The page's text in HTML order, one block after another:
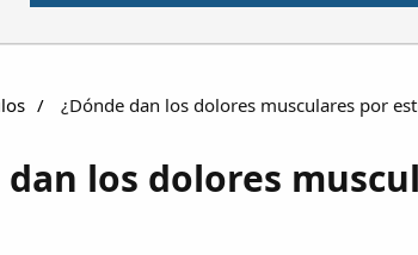
¿Dónde dan los dolores musculares por
dan los dolores